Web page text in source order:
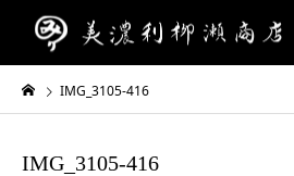
IMG_3105-416
IMG_3105-416